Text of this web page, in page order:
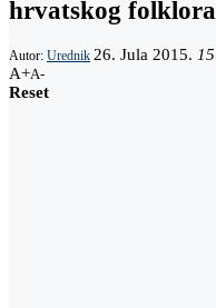
hrvatskog folklora
Autor: Urednik 26. Jula 2015. 15
A+A-
Reset